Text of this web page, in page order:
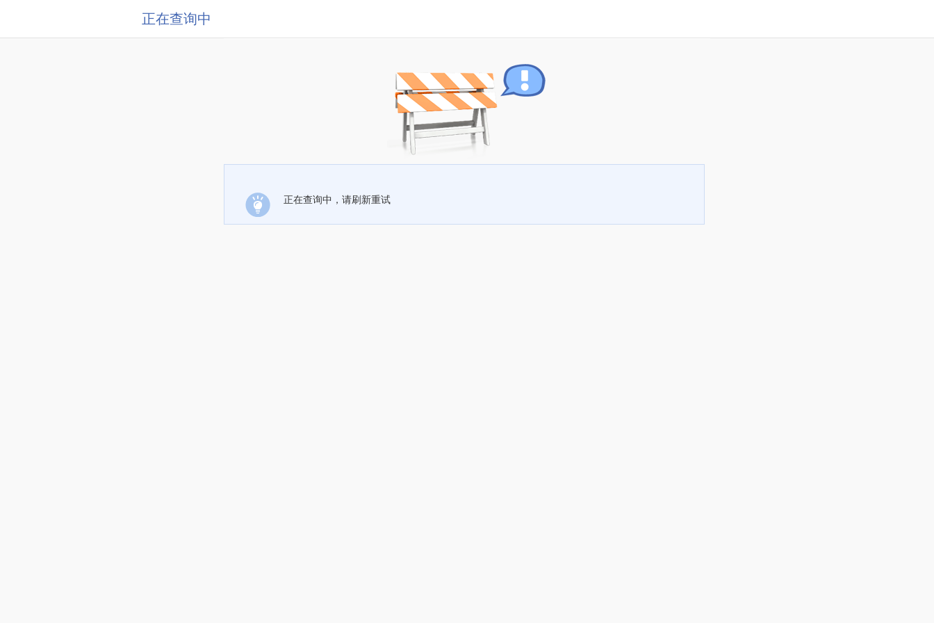
正在查询中
正在查询中，请刷新重试